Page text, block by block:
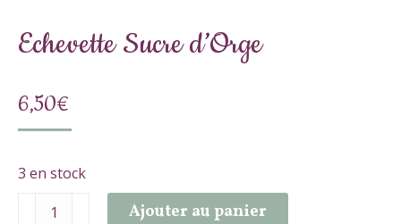
Echevette Sucre d’Orge
6,50€
3 en stock
quantité
Ajouter au panier